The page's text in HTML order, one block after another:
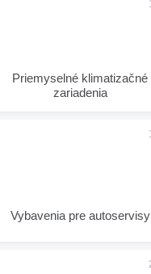
Priemyselné klimatizačné
zariadenia
Vybavenia pre autoservisy